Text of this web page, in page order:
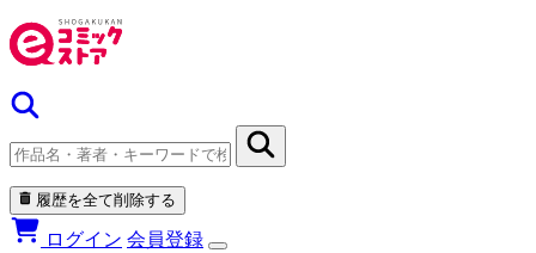
履歴を全て削除する
ログイン 会員登録